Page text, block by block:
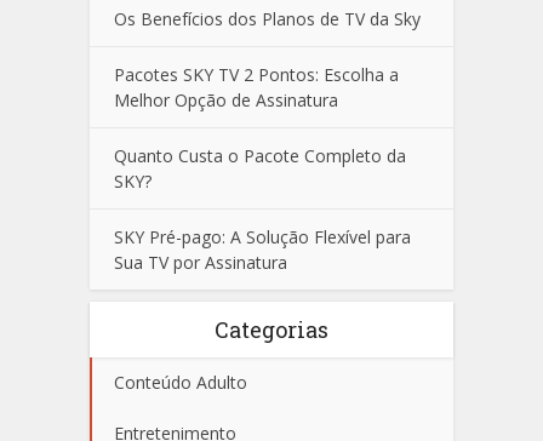
Os Benefícios dos Planos de TV da Sky
Pacotes SKY TV 2 Pontos: Escolha a
Melhor Opção de Assinatura
Quanto Custa o Pacote Completo da
SKY?
SKY Pré-pago: A Solução Flexível para
Sua TV por Assinatura
Categorias
Conteúdo Adulto
Entretenimento